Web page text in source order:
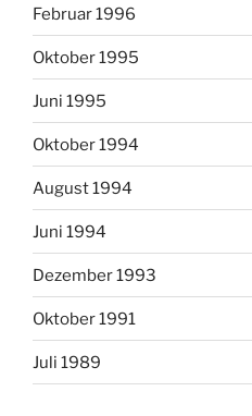
Februar 1996
Oktober 1995
Juni 1995
Oktober 1994
August 1994
Juni 1994
Dezember 1993
Oktober 1991
Juli 1989